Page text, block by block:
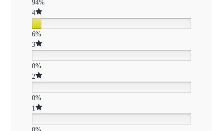
94%
4
6%
3
0%
2
0%
1